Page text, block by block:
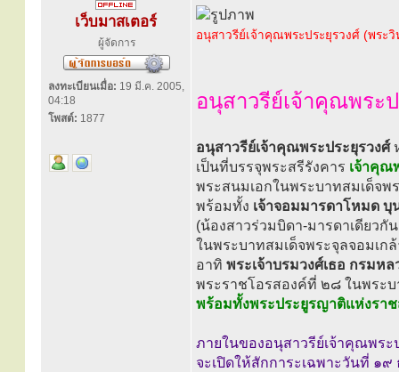
เว็บมาสเตอร์
ผู้จัดการ
ลงทะเบียนเมื่อ: 19 มี.ค. 2005,
04:18
โพสต์: 1877
อนุสาวรีย์เจ้าคุณพระประยุรวงศ์ (พระ
อนุสาวรีย์เจ้าคุณพระ
อนุสาวรีย์เจ้าคุณพระประยุรวงศ์
เป็นที่บรรจุพระสรีรังคาร เจ้าคุณ
พระสนมเอกในพระบาทสมเด็จพ
พร้อมทั้ง เจ้าจอมมารดาโหมด บุ
(น้องสาวร่วมบิดา-มารดาเดียวกั
ในพระบาทสมเด็จพระจุลจอมเก
อาทิ พระเจ้าบรมวงศ์เธอ กรมห
พระราชโอรสองค์ที่ ๒๘ ในพระบ
พร้อมทั้งพระประยูรญาติแห่งราช
ภายในของอนุสาวรีย์เจ้าคุณพระ
จะเปิดให้สักการะเฉพาะวันที่ ๑